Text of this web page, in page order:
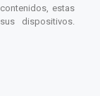
estas
dispositivos.